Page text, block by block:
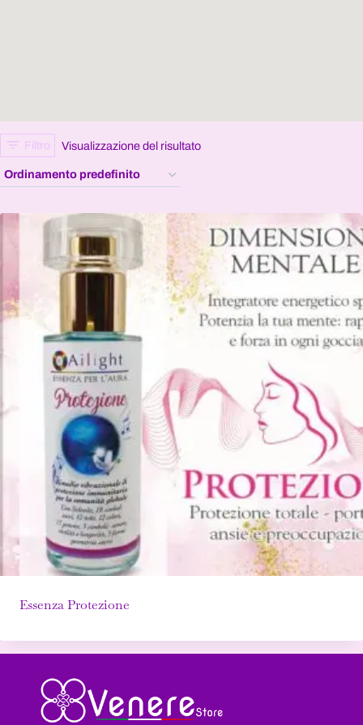
Filtro Visualizzazione del risultato
Essenza Protezione